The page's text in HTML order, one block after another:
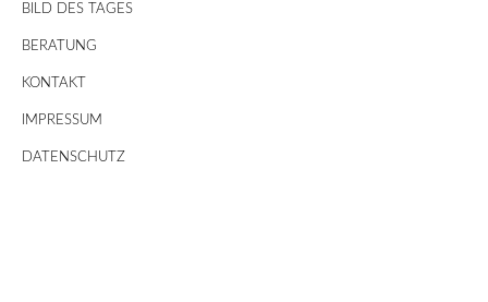
BILD DES TAGES
BERATUNG
KONTAKT
IMPRESSUM
DATENSCHUTZ